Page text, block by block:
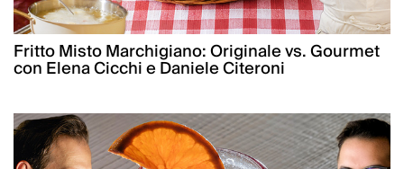
Fritto Misto Marchigiano: Originale vs. Gourmet
con Elena Cicchi e Daniele Citeroni